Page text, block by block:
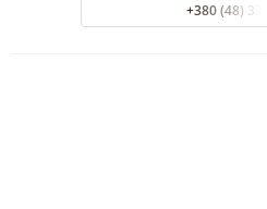
+380 (48) 37-